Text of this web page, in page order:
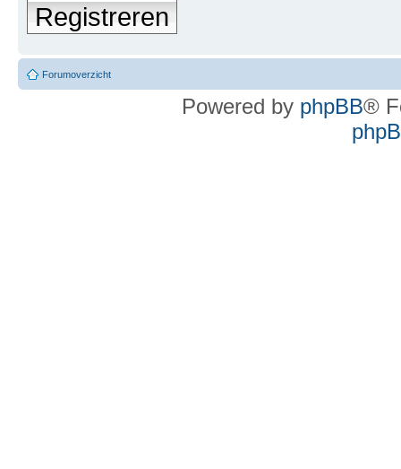
Registreren
Forumoverzicht
Powered by phpBB®